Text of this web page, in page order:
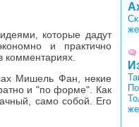
которые дадут
и практично
комментариях.
Мишель Фан, некие
и "по форме". Как
само собой. Его